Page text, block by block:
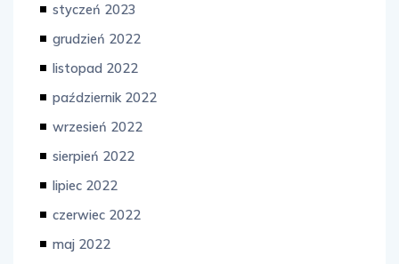
styczeń 2023
grudzień 2022
listopad 2022
październik 2022
wrzesień 2022
sierpień 2022
lipiec 2022
czerwiec 2022
maj 2022